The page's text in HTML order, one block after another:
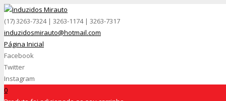
(17) 3263-7324 | 3263-1174 | 3263-7317
induzidosmirauto@hotmail.com
Página Inicial
Facebook
Twitter
Instagram
0